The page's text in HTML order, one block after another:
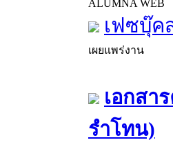
ALUMNA WEB
เฟซบุ๊ค
เผยแพร่งาน
เอกสา
รำโทน)